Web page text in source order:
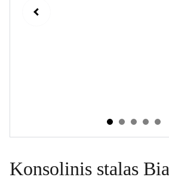
Konsolinis stalas Bia